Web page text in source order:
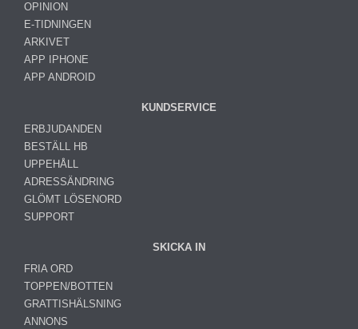
OPINION
E-TIDNINGEN
ARKIVET
APP IPHONE
APP ANDROID
KUNDSERVICE
ERBJUDANDEN
BESTÄLL HB
UPPEHÅLL
ADRESSÄNDRING
GLÖMT LÖSENORD
SUPPORT
SKICKA IN
FRIA ORD
TOPPEN/BOTTEN
GRATTISHÄLSNING
ANNONS